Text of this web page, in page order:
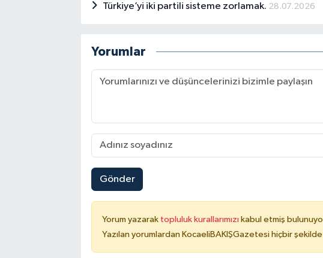
Türkiye’yi iki partili sisteme zorlamak. 28.07.2026
Yorumlar
Gönder
Yorum yazarak topluluk kurallarımızı kabul etmiş
Yazılan yorumlardan KocaeliBAKIŞGazetesi hiçbir